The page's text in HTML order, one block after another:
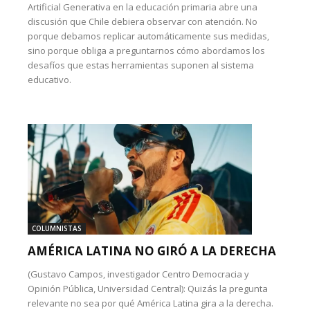
Artificial Generativa en la educación primaria abre una
discusión que Chile debiera observar con atención. No
porque debamos replicar automáticamente sus medidas,
sino porque obliga a preguntarnos cómo abordamos los
desafíos que estas herramientas suponen al sistema
educativo.
COLUMNISTAS
AMÉRICA LATINA NO GIRÓ A LA DERECHA
(Gustavo Campos, investigador Centro Democracia y
Opinión Pública, Universidad Central): Quizás la pregunta
relevante no sea por qué América Latina gira a la derecha.